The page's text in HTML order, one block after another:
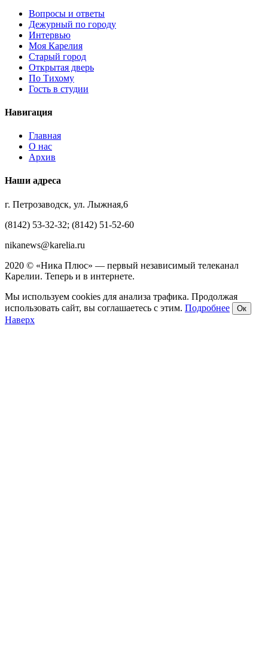
Вопросы и ответы
Дежурный по городу
Интервью
Моя Карелия
Старый город
Открытая дверь
По Тихому
Гость в студии
Навигация
Главная
О нас
Архив
Наши адреса
г. Петрозаводск, ул. Лыжная,6
(8142) 53-32-32; (8142) 51-52-60
nikanews@karelia.ru
2020 © «Ника Плюс» — первый независимый телеканал
Карелии. Теперь и в интернете.
Мы используем cookies для анализа трафика. Продолжая
использовать сайт, вы соглашаетесь с этим. Подробнее Ок
Наверх